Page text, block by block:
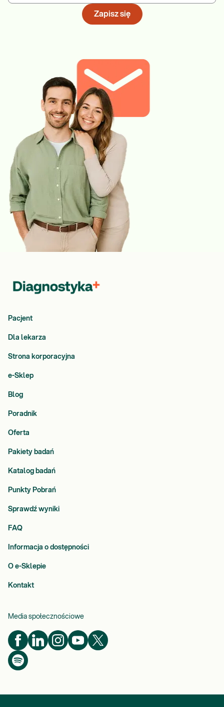
Zapisz się
Pacjent
Dla lekarza
Strona korporacyjna
e-Sklep
Blog
Poradnik
Oferta
Pakiety badań
Katalog badań
Punkty Pobrań
Sprawdź wyniki
FAQ
Informacja o dostępności
O e-Sklepie
Kontakt
Media społecznościowe